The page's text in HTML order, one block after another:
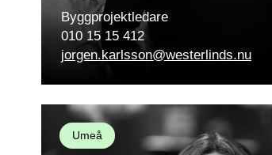
Byggprojektledare
010 15 15 412
jorgen.karlsson@westerlinds.nu
Umeå